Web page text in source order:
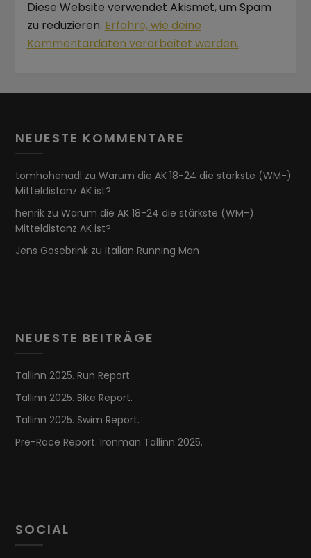
Diese Website verwendet Akismet, um Spam
zu reduzieren. Erfahre, wie deine
Kommentardaten verarbeitet werden.
NEUESTE KOMMENTARE
tomhohenadl zuWarum die AK 18-24 die stärkste (WM-)
Mitteldistanz AK ist?
henrik zuWarum die AK 18-24 die stärkste (WM-)
Mitteldistanz AK ist?
Jens Gosebrink zuItalian Running Man
NEUESTE BEITRÄGE
Tallinn 2025. Run Report.
Tallinn 2025. Bike Report.
Tallinn 2025. Swim Report.
Pre-Race Report. Ironman Tallinn 2025.
SOCIAL